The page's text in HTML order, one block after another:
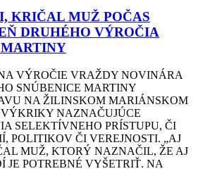
KRIČAL MUŽ POČAS
DRUHÉHO VÝROČIA
VÝROČIE VRAŽDY NOVINÁRA
SNÚBENICE MARTINY
NA ŽILINSKOM MARIÁNSKOM
NAZNAČUJÚCE
SELEKTÍVNEHO PRÍSTUPU, ČI
POLITIKOV ČI VEREJNOSTI. „AJ
MUŽ, KTORÝ NAZNAČIL, ŽE AJ
POTREBNÉ VYŠETRIŤ. NA